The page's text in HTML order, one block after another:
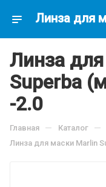
Линза
Superba
-2.0
Главная — Каталог —
Линза для маски Marlin